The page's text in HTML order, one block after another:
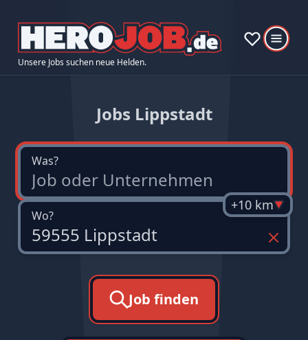
Unsere Jobs suchen neue Helden.
Jobs Lippstadt
Was?
Wo?
+10 km
Job finden